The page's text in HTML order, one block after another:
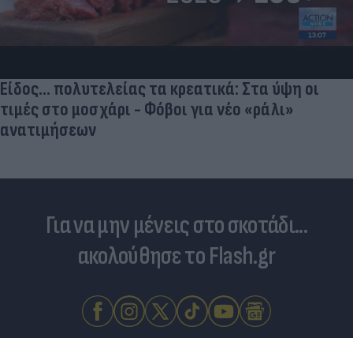
Πριν από τη δόξα, υπήρξε ένας πατέρας που
έπρεπε να δώσει μια μεγάλη μάχη για τον γιο του
Για να μην μένεις στο σκοτάδι...
ακολούθησε το Flash.gr